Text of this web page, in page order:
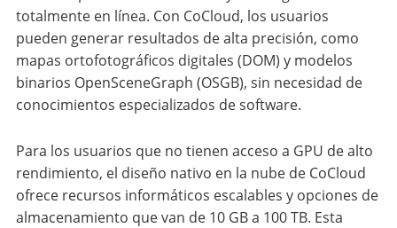
totalmente en línea. Con CoCloud, los usuarios
pueden generar resultados de alta precisión, como
mapas ortofotográficos digitales (DOM) y modelos
binarios OpenSceneGraph (OSGB), sin necesidad de
conocimientos especializados de software.
Para los usuarios que no tienen acceso a GPU de alto
rendimiento, el diseño nativo en la nube de CoCloud
ofrece recursos informáticos escalables y opciones de
almacenamiento que van de 10 GB a 100 TB. Esta